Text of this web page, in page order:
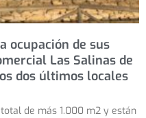
ocupación de sus
Las Salinas de
dos últimos locales
de más 1.000 m2 y están